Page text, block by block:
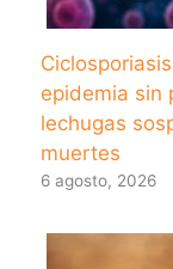
epidemia sin
lechugas
muertes
6 agosto, 2026